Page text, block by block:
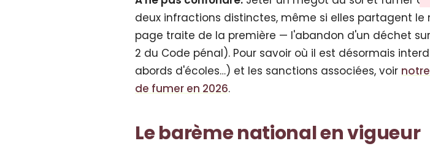
deux infractions distinctes, même si elles partagent
page traite de la première — l'abandon d'un déchet
2 du Code pénal). Pour savoir où il est désormais
abords d'écoles…) et les sanctions associées, voir
de fumer en 2026.
Le barème national en vigueur